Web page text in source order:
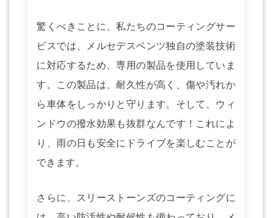
驚くべきことに、私たちのコーティングサー
ビスでは、メルセデスベンツ独自の塗装技術
に対応するため、専用の製品を使用していま
す。この製品は、耐久性が高く、傷や汚れか
ら車体をしっかりと守ります。そして、ウィ
ンドウの撥水効果も抜群なんです！これによ
り、雨の日も安全にドライブを楽しむことが
できます。
さらに、スリーストーンズのコーティングに